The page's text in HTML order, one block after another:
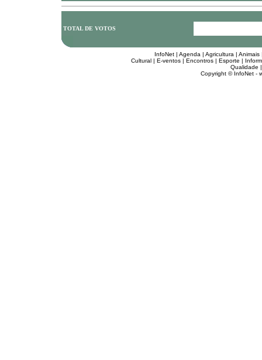
TOTAL DE VOTOS
InfoNet | Agenda | Agricultura | Animais
Cultural | E-ventos | Encontros | Esporte |
Qualidade
Copyright © InfoNet -